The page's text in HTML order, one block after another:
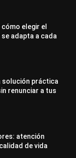
elegir el
adapta a cada
solución práctica
renunciar a tus
atención
de vida